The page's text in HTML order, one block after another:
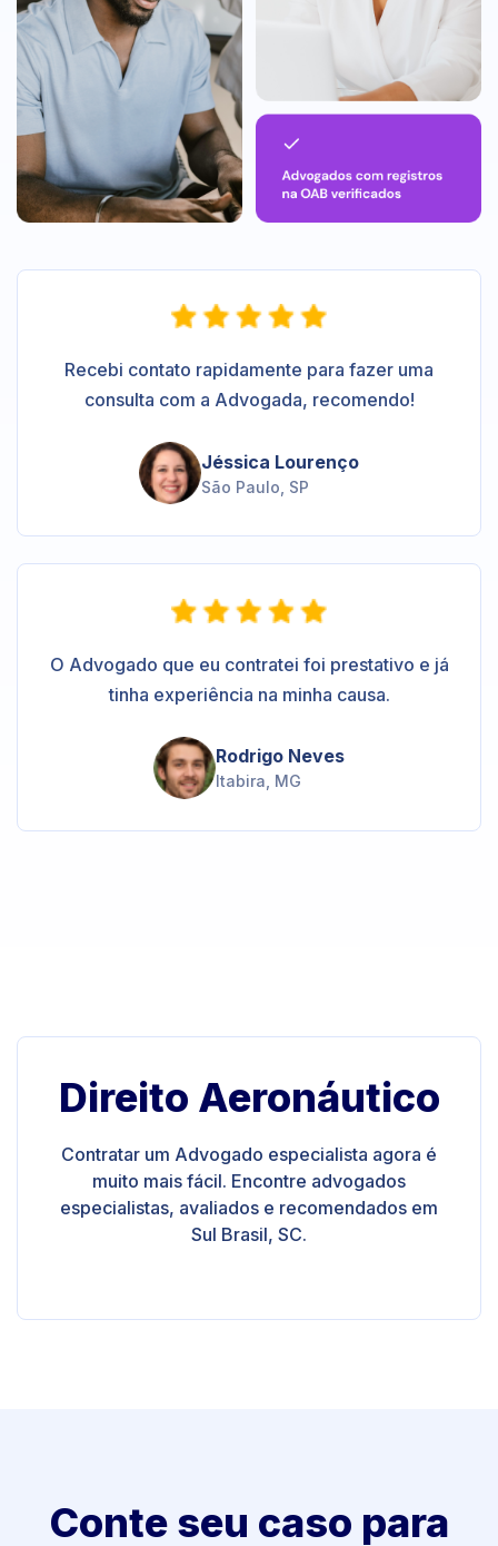
Recebi contato rapidamente para fazer uma
consulta com a Advogada, recomendo!
Jéssica Lourenço
São Paulo, SP
O Advogado que eu contratei foi prestativo e já
tinha experiência na minha causa.
Rodrigo Neves
Itabira, MG
Direito Aeronáutico
Contratar um Advogado especialista agora é
muito mais fácil. Encontre advogados
especialistas, avaliados e recomendados em
Sul Brasil, SC.
Conte seu caso para